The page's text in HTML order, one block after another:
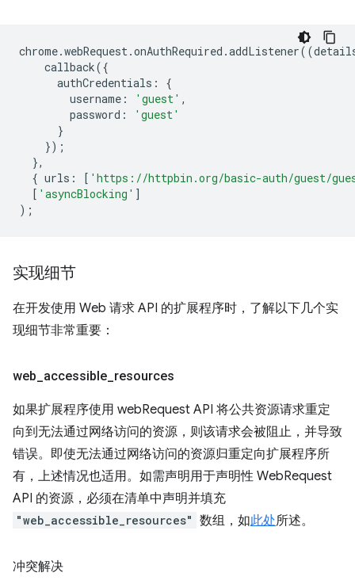
chrome.webRequest.onAuthRequired .addListener((
callback({
authCredentials :
{
username : 'guest' ,
password :
'guest'
}
});
},
{ urls : [ 'https://httpbin.org/basic-auth/guest/
[ 'asyncBlocking' ]
);
实现细节
在开发使用 Web 请求 API 的扩展程序时，了解以下几个实
现细节非常重要：
web accessible resources
如果扩展程序使用 webRequest API 将公共资源请求重定
向到无法通过网络访问的资源，则该请求会被阻止，并导致
错误。即使无法通过网络访问的资源归重定向扩展程序所
有，上述情况也适用。如需声明用于声明性 WebRequest
API 的资源，必须在清单中声明并填充
"web_accessible_resources" 数组，如此处所述。
冲突解决